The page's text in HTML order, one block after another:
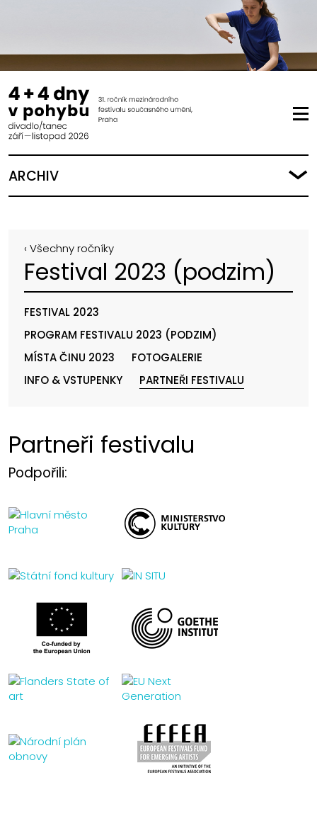
ARCHIV
‹ Všechny ročníky
Festival 2023 (podzim)
FESTIVAL 2023
PROGRAM FESTIVALU 2023 (PODZIM)
MÍSTA ČINU 2023
FOTOGALERIE
INFO & VSTUPENKY
PARTNEŘI FESTIVALU
Partneři festivalu
Podpořili: